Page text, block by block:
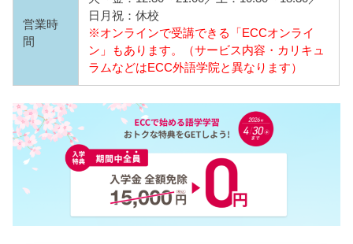
営業時
間
日月祝：休校
※オンラインで受講できる「ECCオンライ
ン」もあります。（サービス内容・カリキュ
ラムなどはECC外語学院と異なります）